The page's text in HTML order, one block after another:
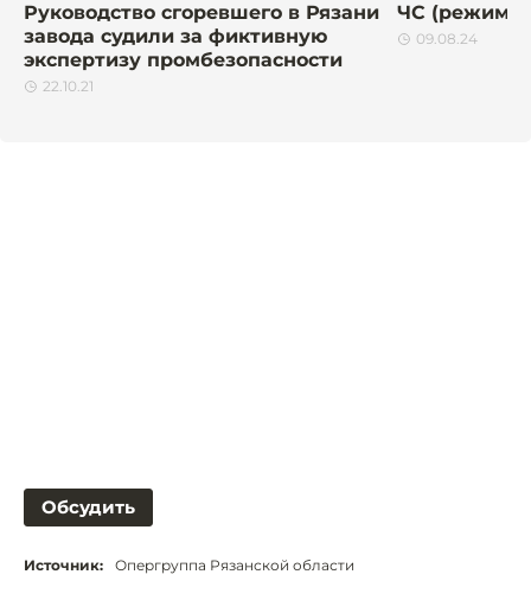
Руководство сгоревшего в Рязани
завода судили за фиктивную
экспертизу промбезопасности
22.10.21
ЧС (режим)
09.08.24
Обсудить
Источник: Опергруппа Рязанской области